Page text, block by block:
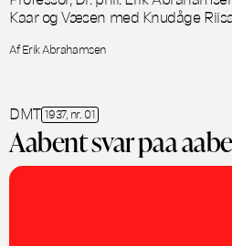
Kaar og Væsen med Knudåge
Af Erik Abrahamsen
DMT 1937, nr. 01
Aabent svar paa